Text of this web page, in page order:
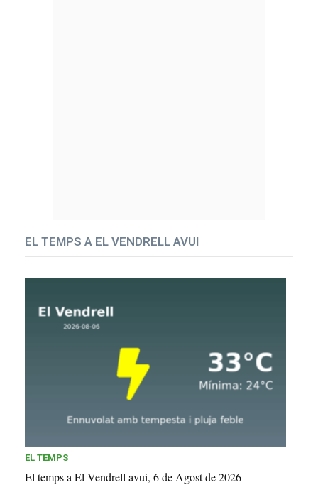
EL TEMPS A EL VENDRELL AVUI
EL TEMPS
El temps a El Vendrell avui, 6 de Agost de 2026